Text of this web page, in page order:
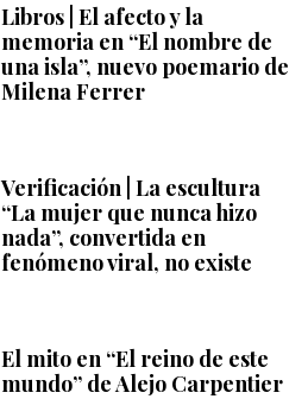
Libros | El afecto y la
memoria en “El nombre de
una isla”, nuevo poemario de
Milena Ferrer
Verificación | La escultura
“La mujer que nunca hizo
nada”, convertida en
fenómeno viral, no existe
El mito en “El reino de este
mundo” de Alejo Carpentier